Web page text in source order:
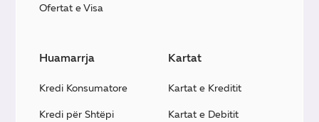
Ofertat e Visa
Huamarrja
Kredi Konsumatore
Kredi për Shtëpi
Kartat
Kartat e Kreditit
Kartat e Debitit